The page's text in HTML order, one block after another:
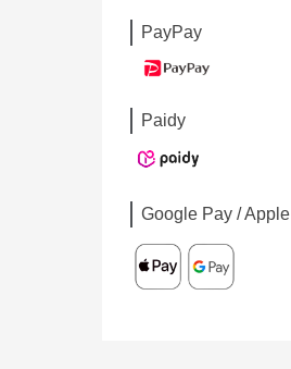
PayPay
Paidy
Google Pay /